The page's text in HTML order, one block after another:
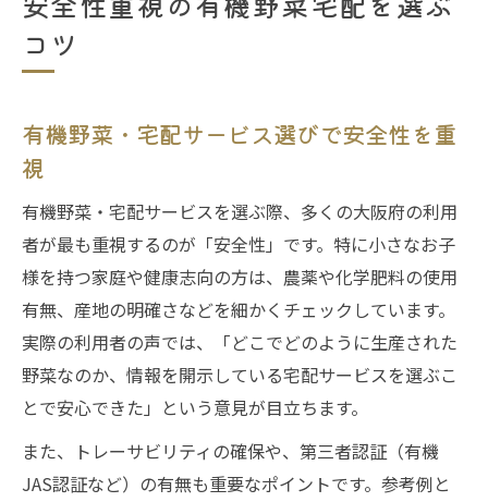
コツ
有機野菜・宅配サービス選びで安全性を重
視
有機野菜・宅配サービスを選ぶ際、多くの大阪府の利用
者が最も重視するのが「安全性」です。特に小さなお子
様を持つ家庭や健康志向の方は、農薬や化学肥料の使用
有無、産地の明確さなどを細かくチェックしています。
実際の利用者の声では、「どこでどのように生産された
野菜なのか、情報を開示している宅配サービスを選ぶこ
とで安心できた」という意見が目立ちます。
また、トレーサビリティの確保や、第三者認証（有機
JAS認証など）の有無も重要なポイントです。参考例と